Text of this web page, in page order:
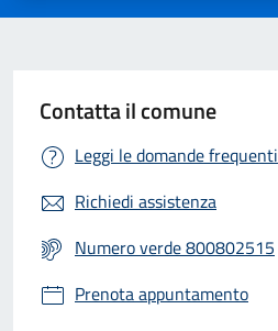
Contatta il comune
Leggi le domande frequenti
Richiedi assistenza
Numero verde 800802515
Prenota appuntamento